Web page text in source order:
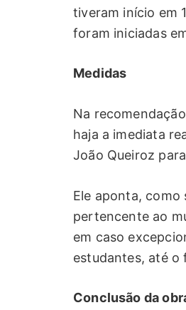
tiveram início em
foram iniciadas
Medidas
Na
haja a imediata
João Queiroz
Ele aponta, como
pertencente ao
em caso
estudantes, até o
Conclusão da